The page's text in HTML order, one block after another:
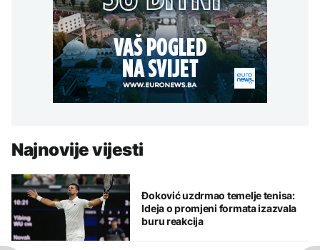
Najnovije vijesti
Đoković uzdrmao temelje tenisa:
Ideja o promjeni formata izazvala
buru reakcija